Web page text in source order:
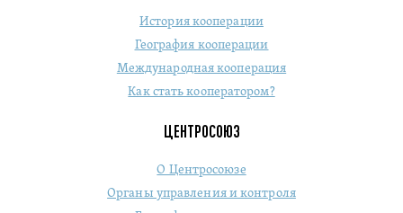
История кооперации
География кооперации
Международная кооперация
Как стать кооператором?
ЦЕНТРОСОЮЗ
О Центросоюзе
Органы управления и контроля